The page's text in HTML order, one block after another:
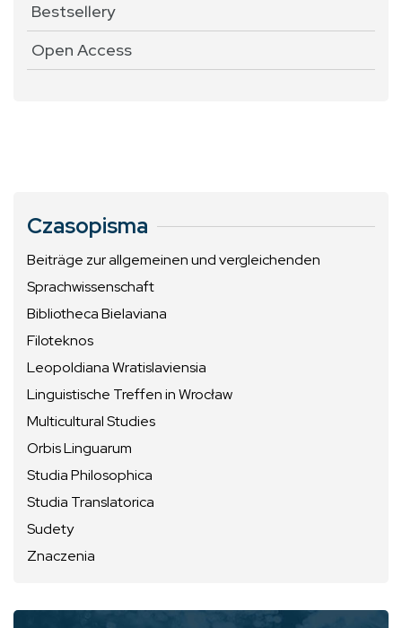
Bestsellery
Open Access
Czasopisma
Beiträge zur allgemeinen und vergleichenden
Sprachwissenschaft
Bibliotheca Bielaviana
Filoteknos
Leopoldiana Wratislaviensia
Linguistische Treffen in Wrocław
Multicultural Studies
Orbis Linguarum
Studia Philosophica
Studia Translatorica
Sudety
Znaczenia